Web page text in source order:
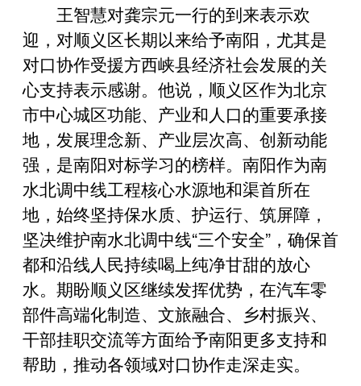
王智慧对龚宗元一行的到来表示欢
迎，对顺义区长期以来给予南阳，尤其是
对口协作受援方西峡县经济社会发展的关
心支持表示感谢。他说，顺义区作为北京
市中心城区功能、产业和人口的重要承接
地，发展理念新、产业层次高、创新动能
强，是南阳对标学习的榜样。南阳作为南
水北调中线工程核心水源地和渠首所在
地，始终坚持保水质、护运行、筑屏障，
坚决维护南水北调中线“三个安全”，确保首
都和沿线人民持续喝上纯净甘甜的放心
水。期盼顺义区继续发挥优势，在汽车零
部件高端化制造、文旅融合、乡村振兴、
干部挂职交流等方面给予南阳更多支持和
帮助，推动各领域对口协作走深走实。